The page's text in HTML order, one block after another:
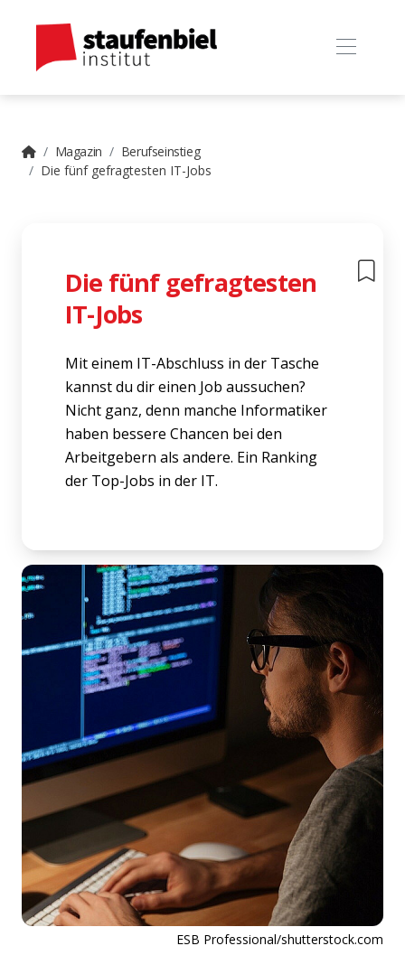
Magazin
Berufseinstieg
Die fünf gefragtesten IT-Jobs
Die fünf gefragtesten
IT-Jobs
Mit einem IT-Abschluss in der Tasche
kannst du dir einen Job aussuchen?
Nicht ganz, denn manche Informatiker
haben bessere Chancen bei den
Arbeitgebern als andere. Ein Ranking
der Top-Jobs in der IT.
ESB Professional/shutterstock.com